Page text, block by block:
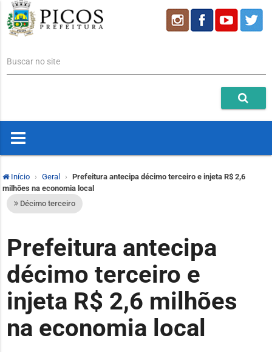
Buscar no site
Início Geral
Prefeitura antecipa décimo terceiro e injeta R$ 2,6
milhões na economia local
Décimo terceiro
Prefeitura antecipa
décimo terceiro e
injeta R$ 2,6 milhões
na economia local